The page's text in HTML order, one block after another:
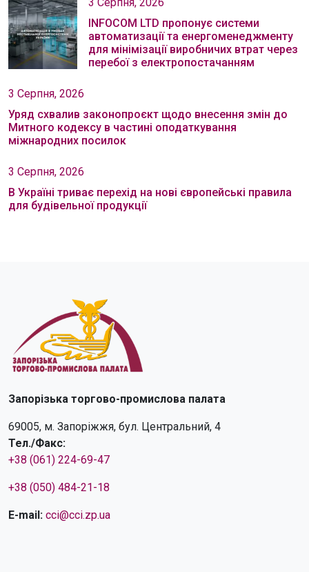
INFOCOM LTD пропонує системи
автоматизації та енергоменеджменту
для мінімізації виробничих втрат через
перебої з електропостачанням
3 Серпня, 2026
Уряд схвалив законопроєкт щодо внесення змін до
Митного кодексу в частині оподаткування
міжнародних посилок
3 Серпня, 2026
В Україні триває перехід на нові європейські правила
для будівельної продукції
Запорізька торгово-промислова палата
69005, м. Запоріжжя, бул. Центральний, 4
Тел./Факс:
+38 (061) 224-69-47
+38 (050) 484-21-18
E-mail: cci@cci.zp.ua